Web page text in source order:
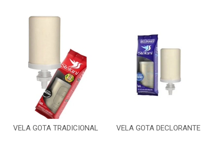
VELA GOTA TRADICIONAL VELA GOTA DECLORANTE